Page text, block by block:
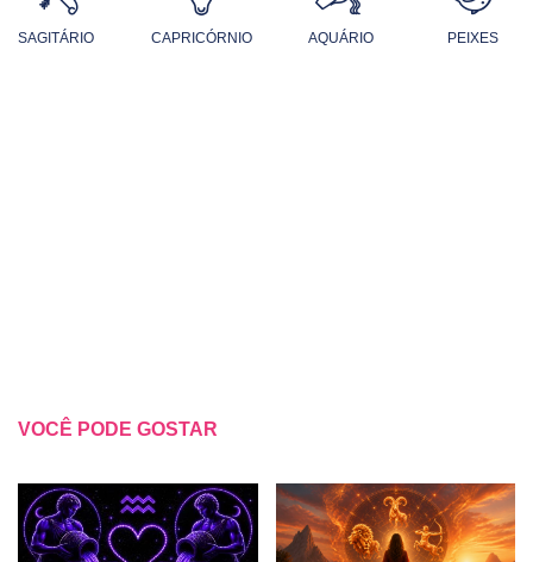
SAGITÁRIO CAPRICÓRNIO AQUÁRIO PEIXES
VOCÊ PODE GOSTAR